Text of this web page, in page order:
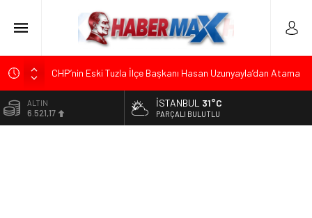
CHP’nin Eski Tuzla İlçe Başkanı Hasan Uzunyayla’dan Atama
Başkan Orhan Çerkez duyurdu: Çekmeköy’de Gençlik
ALTIN
6.521,17
İSTANBUL 31°C
PARÇALI BULUTLU